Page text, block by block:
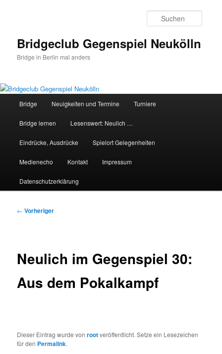
Bridgeclub Gegenspiel Neukölln
Bridge in Berlin mal anders
Bridge Neuigkeiten und Termine Turniere
Bridge lernen Lesenswert: Neulich …
Eindrücke, Ausdrücke Spielort Gelegenheiten
Medienecho Kontakt Impressum
Datenschutzerklärung
Beitragsnavigation
← Vorheriger
Neulich im Gegenspiel 30:
Aus dem Pokalkampf
Dieser Eintrag wurde vonrootveröffentlicht. Setze ein Lesezeichen
für den Permalink.